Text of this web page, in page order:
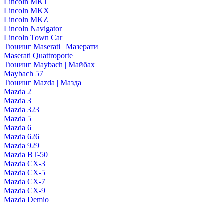
Lincoln MKT
Lincoln MKX
Lincoln MKZ
Lincoln Navigator
Lincoln Town Car
Тюнинг Maserati | Мазерати
Maserati Quattroporte
Тюнинг Maybach | Майбах
Maybach 57
Тюнинг Mazda | Мазда
Mazda 2
Mazda 3
Mazda 323
Mazda 5
Mazda 6
Mazda 626
Mazda 929
Mazda BT-50
Mazda CX-3
Mazda CX-5
Mazda CX-7
Mazda CX-9
Mazda Demio